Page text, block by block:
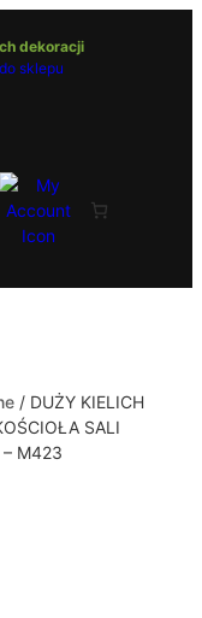
dekoracji
sklepu
/ DUŻY KIELICH
SALI
– M423